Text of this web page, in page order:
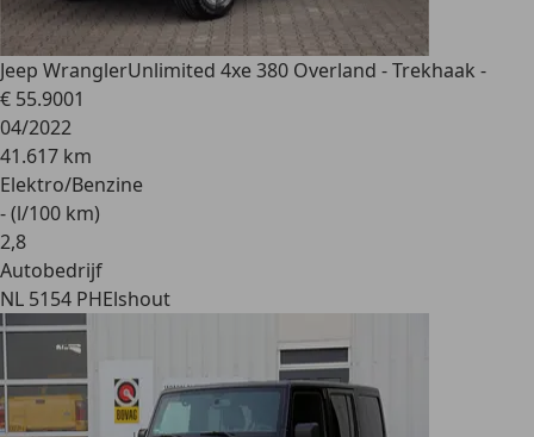
Jeep WranglerUnlimited 4xe 380 Overland - Trekhaak -
€ 55.9001
04/2022
41.617 km
Elektro/Benzine
- (l/100 km)
2,8
Autobedrijf
NL 5154 PHElshout